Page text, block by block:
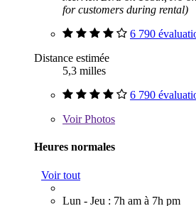
for customers during rental)
6 790
Distance estimée
5,3 milles
6 790
VoirPhotos
Heures normales
Voir tout
Lun - Jeu : 7h am à 7h pm